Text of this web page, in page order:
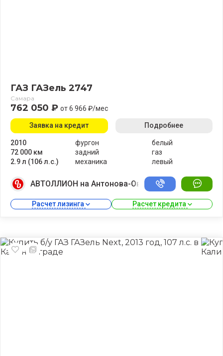
ГАЗ ГАЗель 2747
Самара
762 050 ₽ от 6 966 ₽/мес
2010
72 000 км
2.9 л (106 л.с.)
фургон
задний
механика
белый
газ
левый
Заявка на кредит Подробнее
АВТОЛЛИОН на Антонова-Овсеенко
Расчет лизинга Расчет кредита